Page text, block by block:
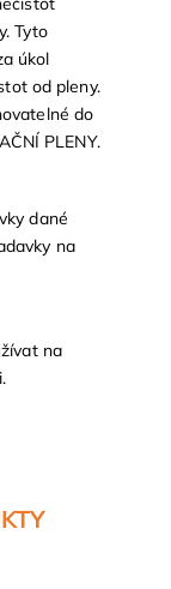
Tyto
úkol
od pleny.
do
PLENY.
dané
na
na